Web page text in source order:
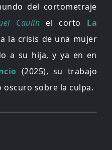
del cortometraje
Caulín el corto La
la crisis de una mujer
a su hija, y ya en en
(2025), su trabajo
sobre la culpa.